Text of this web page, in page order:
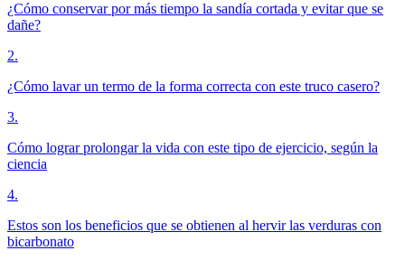
¿Cómo conservar por más tiempo la sandía cortada y evitar que se
dañe?
2.
¿Cómo lavar un termo de la forma correcta con este truco casero?
3.
Cómo lograr prolongar la vida con este tipo de ejercicio, según la
ciencia
4.
Estos son los beneficios que se obtienen al hervir las verduras con
bicarbonato